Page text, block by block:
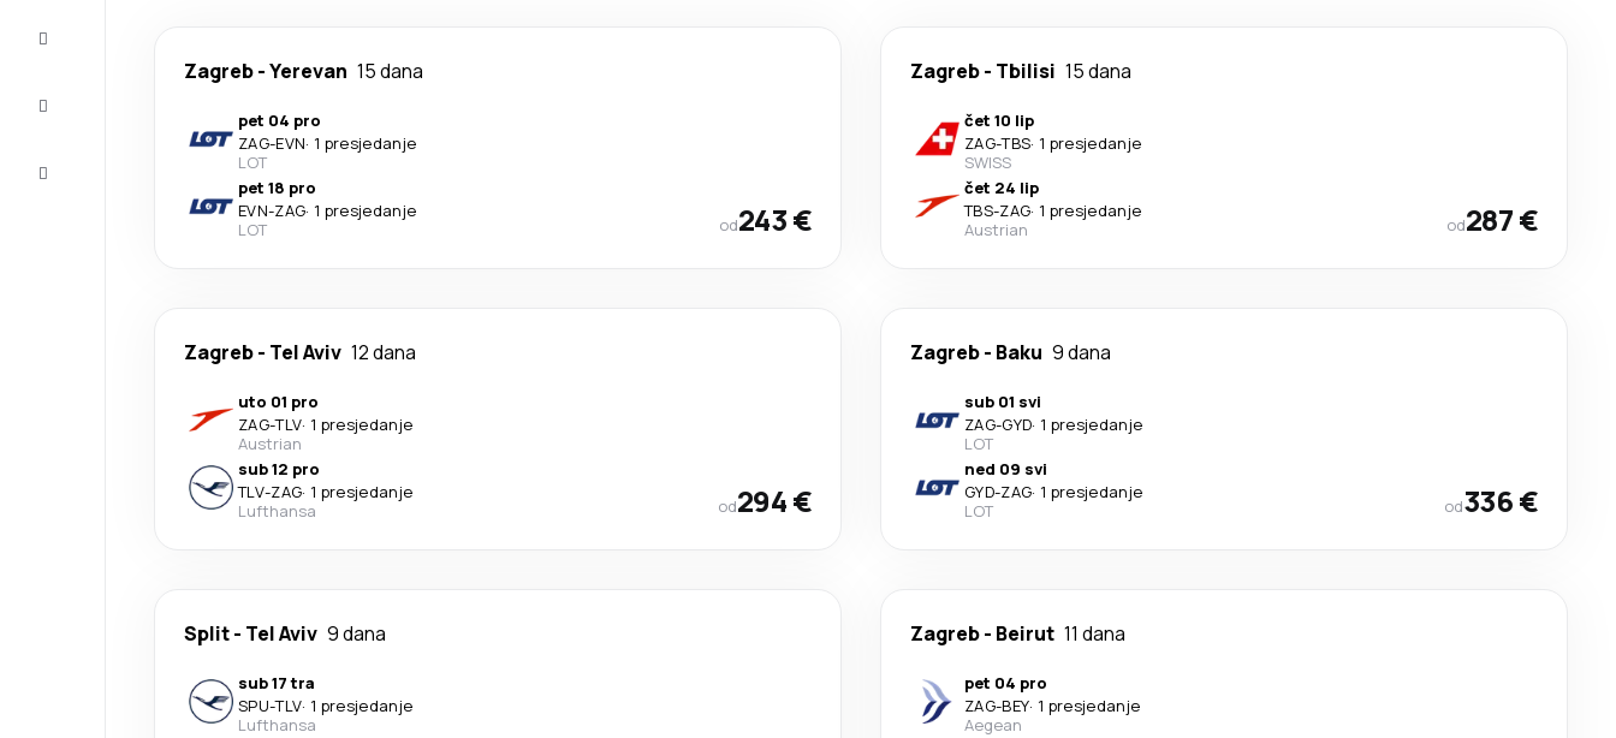
Zagreb-Yerevan 15 dana
pet 04 pro
ZAG-EVN· 1 presjedanje
LOT
pet 18 pro
EVN-ZAG· 1 presjedanje
LOT
od243 €
Zagreb- Tbilisi 15 dana
čet 10 lip
ZAG-TBS· 1 presjedanje
SWISS
čet 24 lip
TBS-ZAG· 1 presjedanje
Austrian
od287 €
Zagreb- Tel Aviv 12 dana
uto 01 pro
ZAG-TLV· 1 presjedanje
Austrian
sub 12 pro
TLV-ZAG· 1 presjedanje
Lufthansa
od294 €
Zagreb- Baku 9 dana
sub 01 svi
ZAG-GYD· 1 presjedanje
LOT
ned 09 svi
GYD-ZAG· 1 presjedanje
LOT
od336 €
Split- Tel Aviv 9 dana
sub 17 tra
SPU-TLV· 1 presjedanje
Lufthansa
Zagreb- Beirut 11 dana
pet 04 pro
ZAG-BEY· 1 presjedanje
Aegean